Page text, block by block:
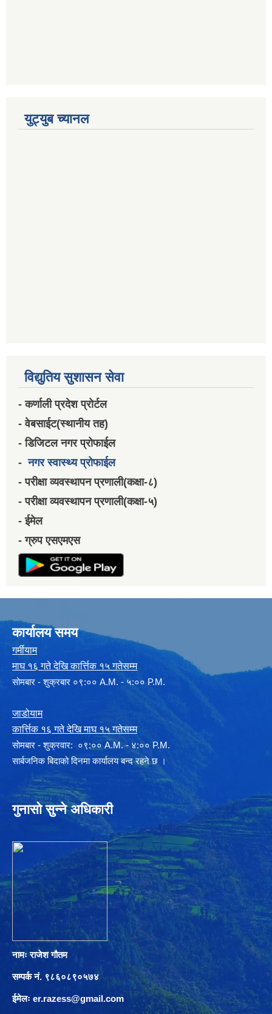
युट्युब च्यानल
विद्युतिय सुशासन सेवा
- कर्णाली प्रदेश प्रोर्टल
- वेबसाईट(स्थानीय तह)
- डिजिटल नगर प्रोफाईल
-नगर स्वास्थ्य प्रोफाईल
- परीक्षा व्यवस्थापन प्रणाली(कक्षा-८)
- परीक्षा व्यवस्थापन प्रणाली(कक्षा-५)
- ईमेल
- ग्रुप एसएमएस
कार्यालय समय
गर्मीयाम
माघ १६ गते देखि कार्त्तिक १५ गतेसम्म
सोमबार - शुक्रबार ०९:०० A.M. - ५:०० P.M.
जाडोयाम
कार्त्तिक १६ गते देखि माघ १५ गतेसम्म
साेमबार - शुक्रवार: ०९:०० A.M. - ४:०० P.M.
सार्बजनिक बिदाको दिनमा कार्यालय बन्द रहने छ ।
गुनासो सुन्ने अधिकारी
नामः राजेश गौतम
सम्पर्क नं. ९८६०८९०५७४
ईमेलः er.razess@gmail.com